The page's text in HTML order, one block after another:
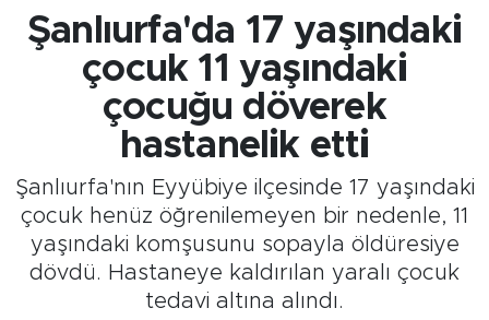
Şanlıurfa'da 17 yaşındaki
çocuk 11 yaşındaki
çocuğu döverek
hastanelik etti
Şanlıurfa'nın Eyyübiye ilçesinde 17 yaşındaki
çocuk henüz öğrenilemeyen bir nedenle, 11
yaşındaki komşusunu sopayla öldüresiye
dövdü. Hastaneye kaldırılan yaralı çocuk
tedavi altına alındı.
Tüm Manşetler
Son Dakika Haberleri
Haber Arşivi